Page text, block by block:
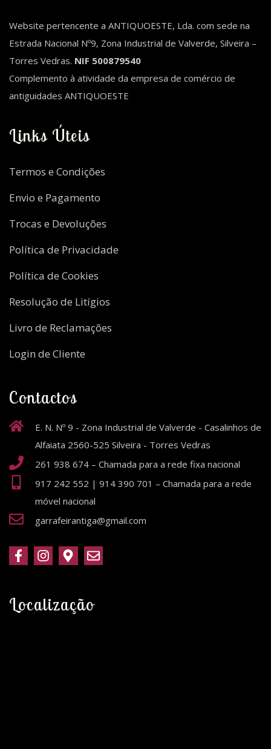
Website pertencente a ANTIQUOESTE, Lda. com sede na
Estrada Nacional Nº9, Zona Industrial de Valverde, Silveira –
Torres Vedras. NIF 500879540
Complemento à atividade da empresa de comércio de
antiguidades ANTIQUOESTE
Links Úteis
Termos e Condições
Envio e Pagamento
Trocas e Devoluções
Política de Privacidade
Política de Cookies
Resolução de Litígios
Livro de Reclamações
Login de Cliente
Contactos
E. N. Nº 9 - Zona Industrial de Valverde - Casalinhos de
Alfaiata 2560-525 Silveira - Torres Vedras
261 938 674 – Chamada para a rede fixa nacional
917 242 552 | 914 390 701 – Chamada para a rede
móvel nacional
garrafeirantiga@gmail.com
Localização